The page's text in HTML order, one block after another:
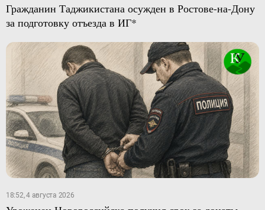
Гражданин Таджикистана осужден в Ростове-на-Дону
за подготовку отъезда в ИГ*
18:52, 4 августа 2026